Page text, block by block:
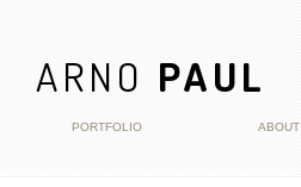
ARNO PAUL
PORTFOLIO ABOUT